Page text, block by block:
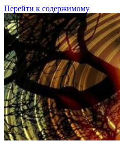
Перейти к содержимому